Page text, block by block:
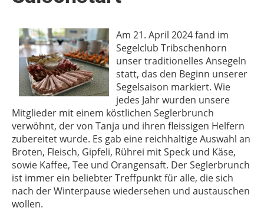
Am 21. April 2024 fand im
Segelclub Tribschenhorn
unser traditionelles Ansegeln
statt, das den Beginn unserer
Segelsaison markiert. Wie
jedes Jahr wurden unsere
Mitglieder mit einem köstlichen Seglerbrunch
verwöhnt, der von Tanja und ihren fleissigen Helfern
zubereitet wurde. Es gab eine reichhaltige Auswahl an
Broten, Fleisch, Gipfeli, Rührei mit Speck und Käse,
sowie Kaffee, Tee und Orangensaft. Der Seglerbrunch
ist immer ein beliebter Treffpunkt für alle, die sich
nach der Winterpause wiedersehen und austauschen
wollen.